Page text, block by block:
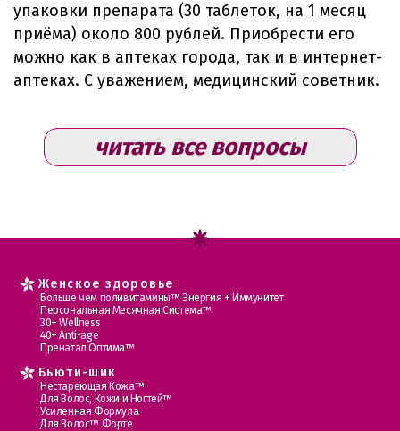
упаковки препарата (30 таблеток, на 1 месяц
приёма) около 800 рублей. Приобрести его
можно как в аптеках города, так и в интернет-
аптеках. С уважением, медицинский советник.
читать все вопросы
Женское здоровье
Больше чем поливитамины™ Энергия + Иммунитет
Персональная Месячная Система™
30+ Wellness
40+ Anti-age
Пренатал Оптима™
Бьюти-шик
Нестареющая Кожа™
Для Волос, Кожи и Ногтей™
Усиленная Формула
Для Волос™ Форте